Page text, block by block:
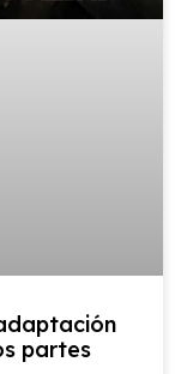
partes